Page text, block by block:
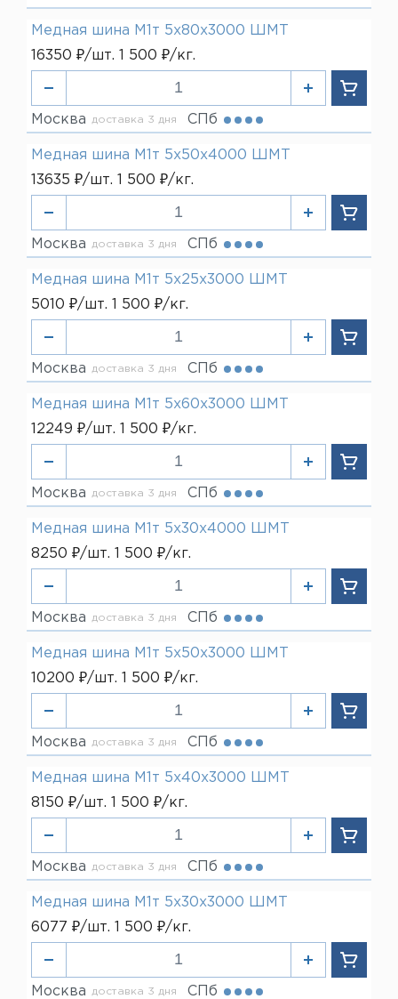
Медная шина М1т 5х80х3000 ШМТ
16350 ₽/шт. 1 500 ₽/кг.
Москва доставка 3 дня СПб
Медная шина М1т 5х50х4000 ШМТ
13635 ₽/шт. 1 500 ₽/кг.
Москва доставка 3 дня СПб
Медная шина М1т 5х25х3000 ШМТ
5010 ₽/шт. 1 500 ₽/кг.
Москва доставка 3 дня СПб
Медная шина М1т 5х60х3000 ШМТ
12249 ₽/шт. 1 500 ₽/кг.
Москва доставка 3 дня СПб
Медная шина М1т 5х30х4000 ШМТ
8250 ₽/шт. 1 500 ₽/кг.
Москва доставка 3 дня СПб
Медная шина М1т 5х50х3000 ШМТ
10200 ₽/шт. 1 500 ₽/кг.
Москва доставка 3 дня СПб
Медная шина М1т 5х40х3000 ШМТ
8150 ₽/шт. 1 500 ₽/кг.
Москва доставка 3 дня СПб
Медная шина М1т 5х30х3000 ШМТ
6077 ₽/шт. 1 500 ₽/кг.
Москва доставка 3 дня СПб